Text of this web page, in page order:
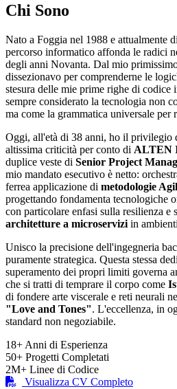
Chi Sono
Nato a Foggia nel 1988 e attualmente
percorso informatico affonda le radici
degli anni Novanta. Dal mio
dissezionavo per comprenderne le
stesura delle mie prime righe di
sempre considerato la tecnologia non
ma come la grammatica universale per
Oggi, all'età di 38 anni, ho il privilegio
altissima criticità per conto di ALTEN
duplice veste di Senior Project
mio mandato esecutivo è netto:
ferrea applicazione di metodologie
progettando fondamenta tecnologiche
con particolare enfasi sulla resilienza e
architetture a microservizi in
Unisco la precisione dell'ingegneria
puramente strategica. Questa stessa
superamento dei propri limiti governa
che si tratti di temprare il corpo come
di fondere arte viscerale e reti neurali
"Love and Tones". L'eccellenza, in
standard non negoziabile.
18+ Anni di Esperienza
50+ Progetti Completati
2M+ Linee di Codice
Visualizza CV Completo